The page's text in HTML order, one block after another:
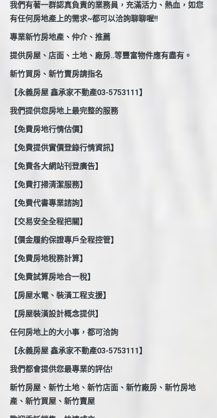
我們有著一群認真負責的業務員，充滿活力、熱血，如您
有任何房地產上的需求~都可以洽詢聊聊喔!!
專業新竹房地產、仲介、推薦
提供房屋、店面、土地、廠房..等豐富物件應有盡有。
新竹買房、新竹賣房請指名
【永義房屋 鑫承家不動產03-5753111】
我們提供您房地上最完整的服務
【免費房地行情估價】
【免費提供實價登錄行情資訊】
【免費各大網站刊登廣告】
【免費打掃清潔服務】
【免費代書專業諮詢】
【交易安全全程把關】
【價金履約保證專戶全程控管】
【免費房地稅務計算】
【免費試算房地合一稅】
【房屋水電、裝潢工程支援】
【房屋裝潢設計概念提供】
任何房地上的大小事，都可洽詢
【永義房屋 鑫承家不動產03-5753111】
我們都會提供您最專業的評估!
新竹房屋、新竹土地、新竹店面、新竹廠房、新竹房地
產、新竹買屋、新竹賣屋